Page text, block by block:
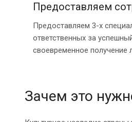
Предоставляем
Предоставляем 3-х
ответственных за
своевременное получение
Зачем это